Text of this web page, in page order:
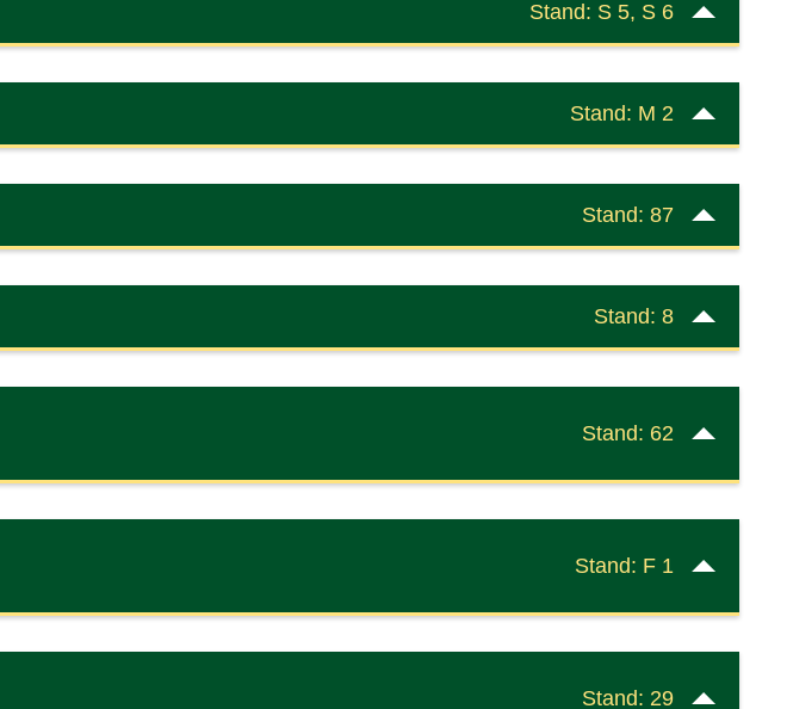
Stand: S 5, S 6
Stand: M 2
Stand: 87
Stand: 8
Stand: 62
Stand: F 1
Stand: 29